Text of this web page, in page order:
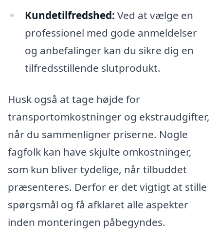
Kundetilfredshed: Ved at vælge en
professionel med gode anmeldelser
og anbefalinger kan du sikre dig en
tilfredsstillende slutprodukt.
Husk også at tage højde for
transportomkostninger og ekstraudgifter,
når du sammenligner priserne. Nogle
fagfolk kan have skjulte omkostninger,
som kun bliver tydelige, når tilbuddet
præsenteres. Derfor er det vigtigt at stille
spørgsmål og få afklaret alle aspekter
inden monteringen påbegyndes.